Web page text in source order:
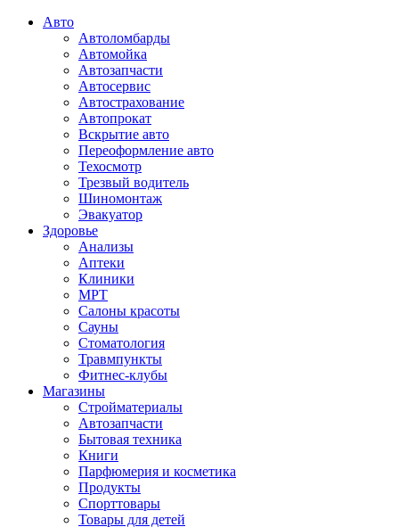
Авто
Автоломбарды
Автомойка
Автозапчасти
Автосервис
Автострахование
Автопрокат
Вскрытие авто
Переоформление авто
Техосмотр
Трезвый водитель
Шиномонтаж
Эвакуатор
Здоровье
Анализы
Аптеки
Клиники
МРТ
Салоны красоты
Сауны
Стоматология
Травмпункты
Фитнес-клубы
Магазины
Стройматериалы
Автозапчасти
Бытовая техника
Книги
Парфюмерия и косметика
Продукты
Спорттовары
Товары для детей